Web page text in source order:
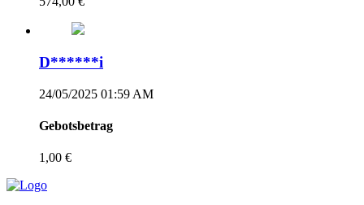
D******i
24/05/2025 01:59 AM
Gebotsbetrag
1,00 €